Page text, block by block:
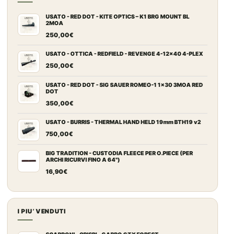
USATO - RED DOT - KITE OPTICS – K1 BRG MOUNT BL
2MOA
250,00€
USATO - OTTICA - REDFIELD - REVENGE 4-12x40 4-PLEX
250,00€
USATO - RED DOT - SIG SAUER ROMEO-1 1x30 3MOA RED
DOT
350,00€
USATO - BURRIS - THERMAL HAND HELD 19mm BTH19 v2
750,00€
BIG TRADITION - CUSTODIA FLEECE PER O.PIECE (PER
ARCHI RICURVI FINO A 64")
16,90€
I PIU’ VENDUTI